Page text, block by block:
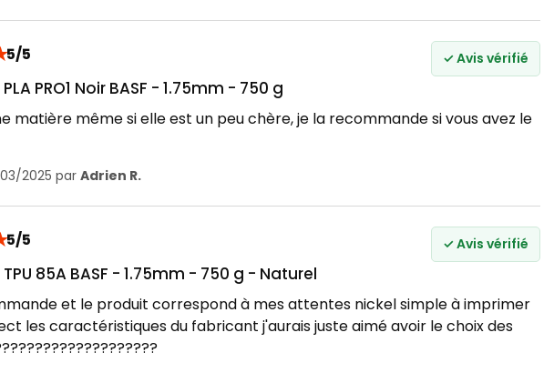
5/5
PRO1 Noir BASF - 1.75mm - 750 g
✓ Avis vérifié
matière même si elle est un peu chère, je la recommande si vous avez le
2025 par Adrien R.
5/5
85A BASF - 1.75mm - 750 g - Naturel
✓ Avis vérifié
et le produit correspond à mes attentes nickel simple à imprimer
les caractéristiques du fabricant j'aurais juste aimé avoir le choix des